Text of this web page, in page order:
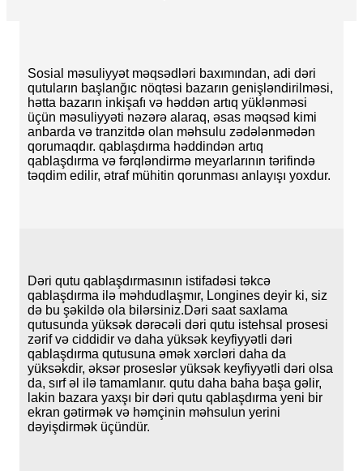
Sosial məsuliyyət məqsədləri baxımından, adi dəri
qutuların başlanğıc nöqtəsi bazarın genişləndirilməsi,
hətta bazarın inkişafı və həddən artıq yüklənməsi
üçün məsuliyyəti nəzərə alaraq, əsas məqsəd kimi
anbarda və tranzitdə olan məhsulu zədələnmədən
qorumaqdır. qablaşdırma həddindən artıq
qablaşdırma və fərqləndirmə meyarlarının tərifində
təqdim edilir, ətraf mühitin qorunması anlayışı yoxdur.
Dəri qutu qablaşdırmasının istifadəsi təkcə
qablaşdırma ilə məhdudlaşmır, Longines deyir ki, siz
də bu şəkildə ola bilərsiniz.Dəri saat saxlama
qutusunda yüksək dərəcəli dəri qutu istehsal prosesi
zərif və ciddidir və daha yüksək keyfiyyətli dəri
qablaşdırma qutusuna əmək xərcləri daha da
yüksəkdir, əksər proseslər yüksək keyfiyyətli dəri olsa
da, sırf əl ilə tamamlanır. qutu daha baha başa gəlir,
lakin bazara yaxşı bir dəri qutu qablaşdırma yeni bir
ekran gətirmək və həmçinin məhsulun yerini
dəyişdirmək üçündür.